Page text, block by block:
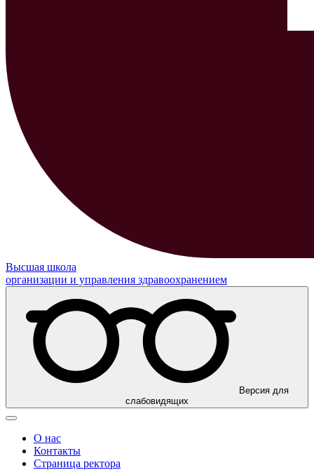
Высшая школа
организации и управления здравоохранением
Версия для
слабовидящих
О нас
Контакты
Страница ректора